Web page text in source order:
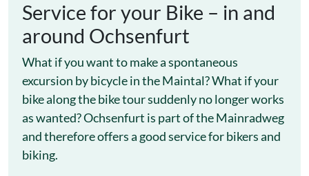
Service for your Bike – in and
around Ochsenfurt
What if you want to make a spontaneous
excursion by bicycle in the Maintal? What if your
bike along the bike tour suddenly no longer works
as wanted? Ochsenfurt is part of the Mainradweg
and therefore offers a good service for bikers and
biking.